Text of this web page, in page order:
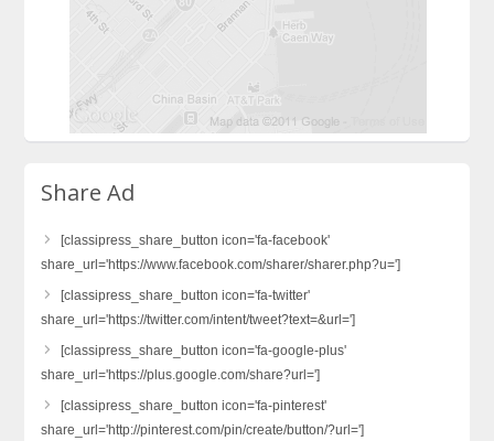
Share Ad
[classipress_share_button icon='fa-facebook'
share_url='https://www.facebook.com/sharer/sharer.php?u=']
[classipress_share_button icon='fa-twitter'
share_url='https://twitter.com/intent/tweet?text=&url=']
[classipress_share_button icon='fa-google-plus'
share_url='https://plus.google.com/share?url=']
[classipress_share_button icon='fa-pinterest'
share_url='http://pinterest.com/pin/create/button/?url=']